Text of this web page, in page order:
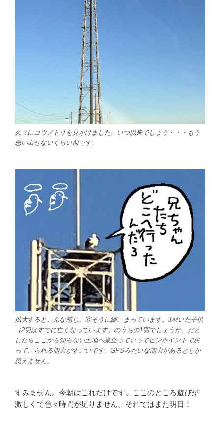
久々にコウノトリを見かけました。いつ以来でしょう・・・もう
思い出せないくらい前です。
拡大するとこんな感じ。寒そうに縮こまっています。3羽いた子供
（2羽はすでに亡くなっています）のうちの1羽でしょうか。だと
したらここから知らない土地へ巣立っていってピンポイントで戻
ってこられる能力がすごいです。GPSみたいな能力があるとしか
思えません。
すみません。今朝はこれだけです。ここのところ遊びが
激しくて色々時間が足りません。それではまた明日！